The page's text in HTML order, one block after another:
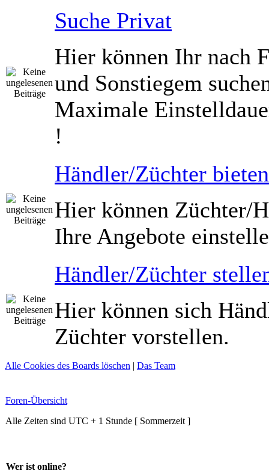
Suche Privat
Hier können Ihr nach
und Sonstiegem
Maximale
!
Händler/Züchter
Hier können Züchter/
Ihre Angebote
Händler/Züchter
Hier können sich
Züchter vorstellen.
Alle Cookies des Boards löschen | Das Team
Foren-Übersicht
Alle Zeiten sind UTC + 1 Stunde [ Sommerzeit ]
Wer ist online?